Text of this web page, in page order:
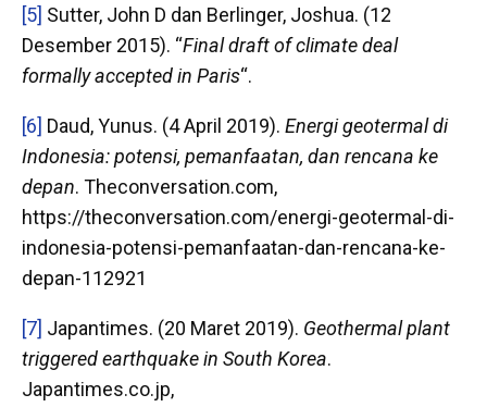
[5] Sutter, John D dan Berlinger, Joshua. (12
Desember 2015). “Final draft of climate deal
formally accepted in Paris“.
[6] Daud, Yunus. (4 April 2019). Energi geotermal di
Indonesia: potensi, pemanfaatan, dan rencana ke
depan. Theconversation.com,
https://theconversation.com/energi-geotermal-di-
indonesia-potensi-pemanfaatan-dan-rencana-ke-
depan-112921
[7] Japantimes. (20 Maret 2019). Geothermal plant
triggered earthquake in South Korea.
Japantimes.co.jp,